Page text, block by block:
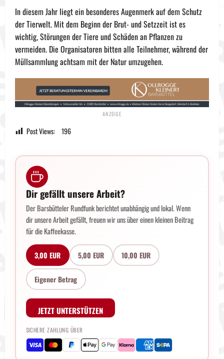
In diesem Jahr liegt ein besonderes Augenmerk auf dem Schutz
der Tierwelt. Mit dem Beginn der Brut- und Setzzeit ist es
wichtig, Störungen der Tiere und Schäden an Pflanzen zu
vermeiden. Die Organisatoren bitten alle Teilnehmer, während der
Müllsammlung achtsam mit der Natur umzugehen.
Post Views: 196
Dir gefällt unsere Arbeit?
Der Barsbütteler Rundfunk berichtet unabhängig und lokal. Wenn
dir unsere Arbeit gefällt, freuen wir uns über einen kleinen Beitrag
für die Kaffeekasse.
3,00 EUR 5,00 EUR 10,00 EUR
Eigener Betrag
JETZT UNTERSTÜTZEN
SICHERE ZAHLUNG ÜBER